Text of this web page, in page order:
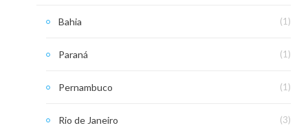
Bahia (1)
Paraná (1)
Pernambuco (1)
Rio de Janeiro (3)